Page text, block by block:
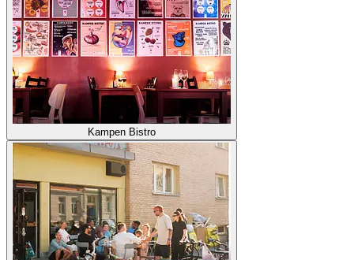
Kampen Bistro